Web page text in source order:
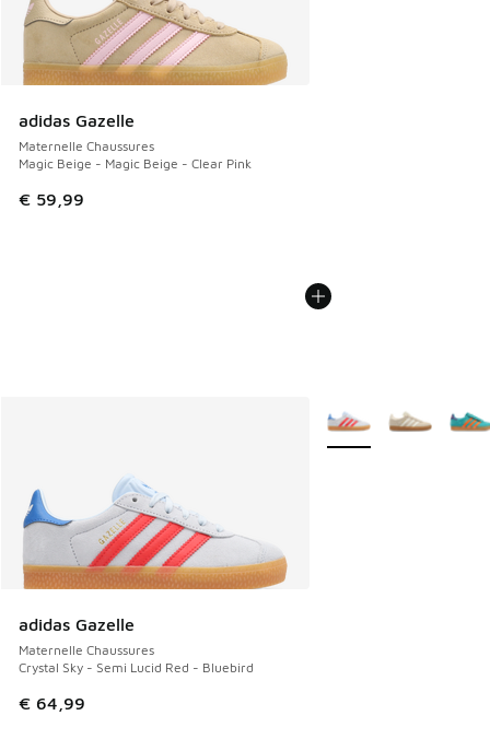
adidas Gazelle
Maternelle Chaussures
Magic Beige - Magic Beige - Clear Pink
€ 59,99
adidas Gazelle
Maternelle Chaussures
Crystal Sky - Semi Lucid Red - Bluebird
€ 64,99
Plus de couleurs